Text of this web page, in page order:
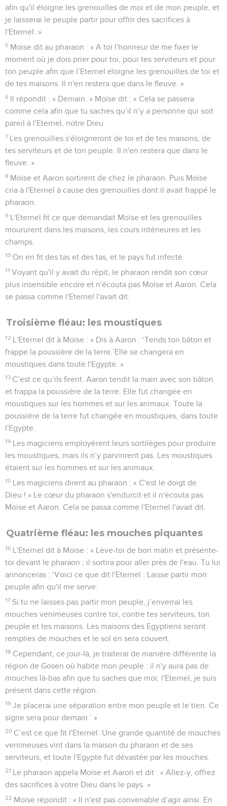
afin qu'il éloigne les grenouilles de moi et de mon peuple, et
je laisserai le peuple partir pour offrir des sacrifices à
l'Eternel. »
5 Moïse dit au pharaon : « A toi l'honneur de me fixer le
moment où je dois prier pour toi, pour tes serviteurs et pour
ton peuple afin que l’Eternel éloigne les grenouilles de toi et
de tes maisons. Il n'en restera que dans le fleuve. »
6 Il répondit : « Demain. » Moïse dit : « Cela se passera
comme cela afin que tu saches qu’il n’y a personne qui soit
pareil à l'Eternel, notre Dieu.
7 Les grenouilles s'éloigneront de toi et de tes maisons, de
tes serviteurs et de ton peuple. Il n'en restera que dans le
fleuve. »
8 Moïse et Aaron sortirent de chez le pharaon. Puis Moïse
cria à l'Eternel à cause des grenouilles dont il avait frappé le
pharaon.
9 L'Eternel fit ce que demandait Moïse et les grenouilles
moururent dans les maisons, les cours intérieures et les
champs.
10 On en fit des tas et des tas, et le pays fut infecté.
11 Voyant qu'il y avait du répit, le pharaon rendit son cœur
plus insensible encore et n'écouta pas Moïse et Aaron. Cela
se passa comme l'Eternel l'avait dit.
Troisième fléau: les moustiques
12 L'Eternel dit à Moïse : « Dis à Aaron : ‘Tends ton bâton et
frappe la poussière de la terre.’Elle se changera en
moustiques dans toute l'Egypte. »
13 C’est ce qu’ils firent. Aaron tendit la main avec son bâton
et frappa la poussière de la terre. Elle fut changée en
moustiques sur les hommes et sur les animaux. Toute la
poussière de la terre fut changée en moustiques, dans toute
l'Egypte.
14 Les magiciens employèrent leurs sortilèges pour produire
les moustiques, mais ils n’y parvinrent pas. Les moustiques
étaient sur les hommes et sur les animaux.
15 Les magiciens dirent au pharaon : « C'est le doigt de
Dieu ! » Le cœur du pharaon s'endurcit et il n'écouta pas
Moïse et Aaron. Cela se passa comme l'Eternel l'avait dit.
Quatrième fléau: les mouches piquantes
16 L'Eternel dit à Moïse : « Lève-toi de bon matin et présente-
toi devant le pharaon ; il sortira pour aller près de l'eau. Tu lui
annonceras : ‘Voici ce que dit l'Eternel : Laisse partir mon
peuple afin qu'il me serve.
17 Si tu ne laisses pas partir mon peuple, j’enverrai les
mouches venimeuses contre toi, contre tes serviteurs, ton
peuple et tes maisons. Les maisons des Egyptiens seront
remplies de mouches et le sol en sera couvert.
18 Cependant, ce jour-là, je traiterai de manière différente la
région de Gosen où habite mon peuple : il n'y aura pas de
mouches là-bas afin que tu saches que moi, l'Eternel, je suis
présent dans cette région.
19 Je placerai une séparation entre mon peuple et le tien. Ce
signe sera pour demain.’ »
20 C’est ce que fit l'Eternel. Une grande quantité de mouches
venimeuses vint dans la maison du pharaon et de ses
serviteurs, et toute l'Egypte fut dévastée par les mouches.
21 Le pharaon appela Moïse et Aaron et dit : « Allez-y, offrez
des sacrifices à votre Dieu dans le pays. »
22 Moïse répondit : « Il n'est pas convenable d’agir ainsi. En